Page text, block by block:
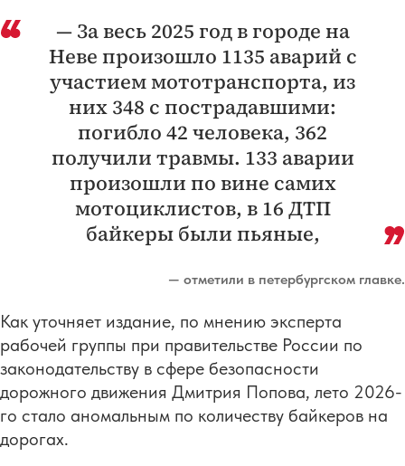
— За весь 2025 год в городе на
Неве произошло 1135 аварий с
участием мототранспорта, из
них 348 с пострадавшими:
погибло 42 человека, 362
получили травмы. 133 аварии
произошли по вине самих
мотоциклистов, в 16 ДТП
байкеры были пьяные,
— отметили в петербургском главке.
Как уточняет издание, по мнению эксперта
рабочей группы при правительстве России по
законодательству в сфере безопасности
дорожного движения Дмитрия Попова, лето 2026-
го стало аномальным по количеству байкеров на
дорогах.